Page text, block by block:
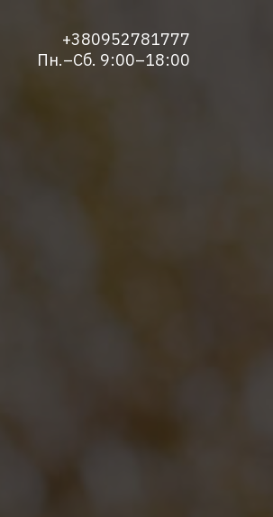
+380952781777
Пн.–Сб. 9:00–18:00